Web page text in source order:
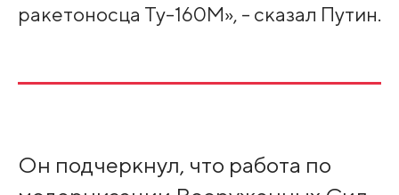
ракетоносца Ту-160М», - сказал Путин.
Он подчеркнул, что работа по